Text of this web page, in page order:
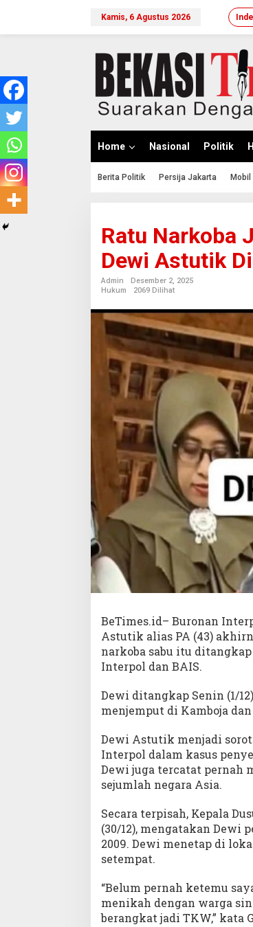
Kamis, 6 Agustus 2026
Home Nasional Politik
Berita Politik Persija Jakarta Mobil
Ratu Narkoba
Dewi Astutik
Admin
Desember 2, 2025
Hukum
2069 Dilihat
BeTimes.id– Buronan
Astutik alias PA (43)
narkoba sabu itu
Interpol dan BAIS.
Dewi ditangkap Senin (1/
menjemput di Kamboja
Dewi Astutik menjadi
Interpol dalam kasus
Dewi juga tercatat pernah
sejumlah negara Asia.
Secara terpisah, Kepala
(30/12), mengatakan Dewi
2009. Dewi menetap di
setempat.
“Belum pernah ketemu
menikah dengan warga
berangkat jadi TKW,” kata